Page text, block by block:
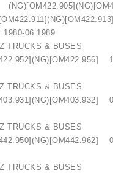
01.1980-06.1989
TRUCKS &
TRUCKS &
TRUCKS &
TRUCKS &